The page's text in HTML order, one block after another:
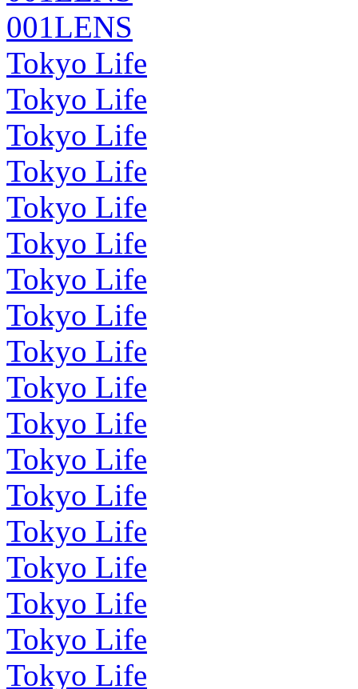
001LENS
Tokyo Life
Tokyo Life
Tokyo Life
Tokyo Life
Tokyo Life
Tokyo Life
Tokyo Life
Tokyo Life
Tokyo Life
Tokyo Life
Tokyo Life
Tokyo Life
Tokyo Life
Tokyo Life
Tokyo Life
Tokyo Life
Tokyo Life
Tokyo Life